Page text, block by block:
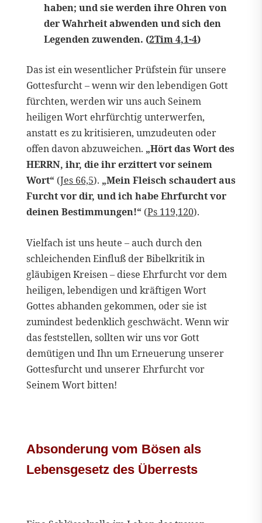
haben; und sie werden ihre Ohren von
der Wahrheit abwenden und sich den
Legenden zuwenden. (2Tim 4,1-4)
Das ist ein wesentlicher Prüfstein für unsere
Gottesfurcht – wenn wir den lebendigen Gott
fürchten, werden wir uns auch Seinem
heiligen Wort ehrfürchtig unterwerfen,
anstatt es zu kritisieren, umzudeuten oder
offen davon abzuweichen. „Hört das Wort des
HERRN, ihr, die ihr erzittert vor seinem
Wort“ (Jes 66,5). „Mein Fleisch schaudert aus
Furcht vor dir, und ich habe Ehrfurcht vor
deinen Bestimmungen!“ (Ps 119,120).
Vielfach ist uns heute – auch durch den
schleichenden Einfluß der Bibelkritik in
gläubigen Kreisen – diese Ehrfurcht vor dem
heiligen, lebendigen und kräftigen Wort
Gottes abhanden gekommen, oder sie ist
zumindest bedenklich geschwächt. Wenn wir
das feststellen, sollten wir uns vor Gott
demütigen und Ihn um Erneuerung unserer
Gottesfurcht und unserer Ehrfurcht vor
Seinem Wort bitten!
Absonderung vom Bösen als
Lebensgesetz des Überrests